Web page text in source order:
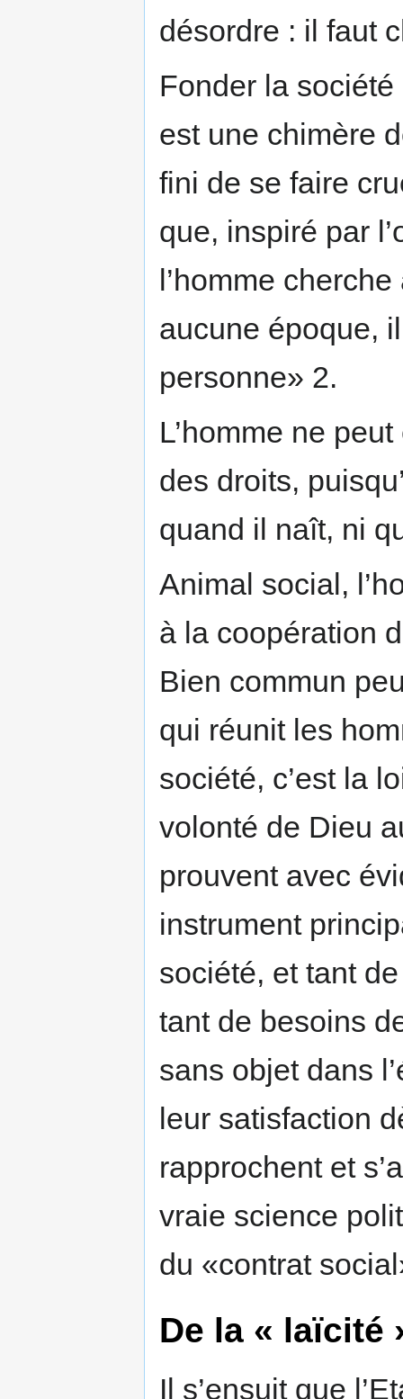
désordre : il faut
Fonder la
est une chimère
fini de se faire
que, inspiré par
l’homme
aucune époque,
personne» 2.
L’homme ne
des droits,
quand il naît, ni
Animal social,
à la coopération
Bien commun
qui réunit les
société, c’est la
volonté de Dieu
prouvent avec
instrument
société, et tant
tant de besoins
sans objet dans
leur satisfaction
rapprochent et
vraie science
du «contrat
De la «
Il s’ensuit que